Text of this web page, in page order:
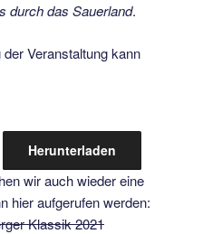
durch das Sauerland.
Veranstaltung kann
Herunterladen
wir auch wieder eine
hier aufgerufen werden:
Klassik 2021